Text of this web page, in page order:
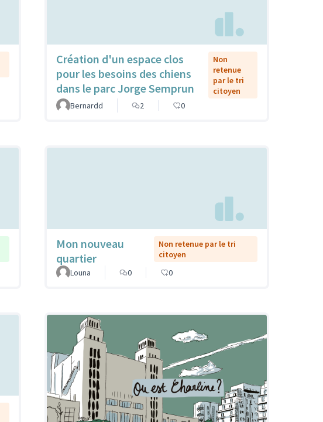
Création d'un espace clos
pour les besoins des chiens
dans le parc Jorge Semprun
Non
retenue
par le tri
citoyen
Bernardd
2 0
Mon nouveau
quartier
Non retenue par le tri
citoyen
Louna
0 0